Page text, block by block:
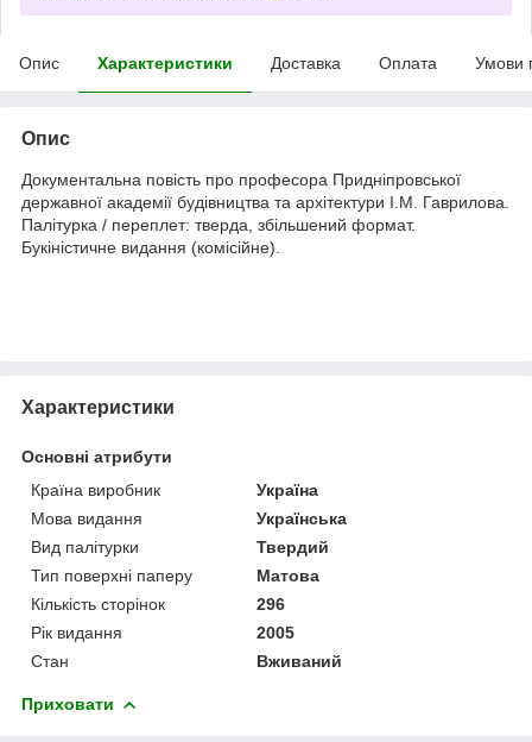
Опис Характеристики Доставка Оплата Умови
Опис
Документальна повість про професора Придніпровської
державної академії будівництва та архітектури І.М. Гаврилова.
Палiтурка / переплет: тверда, збільшений формат.
Букіністичне видання (комісійне).
Характеристики
Основні атрибути
Країна виробник
Україна
Мова видання
Українська
Вид палітурки
Твердий
Тип поверхні паперу
Матова
Кількість сторінок
296
Рік видання
2005
Стан
Вживаний
Приховати